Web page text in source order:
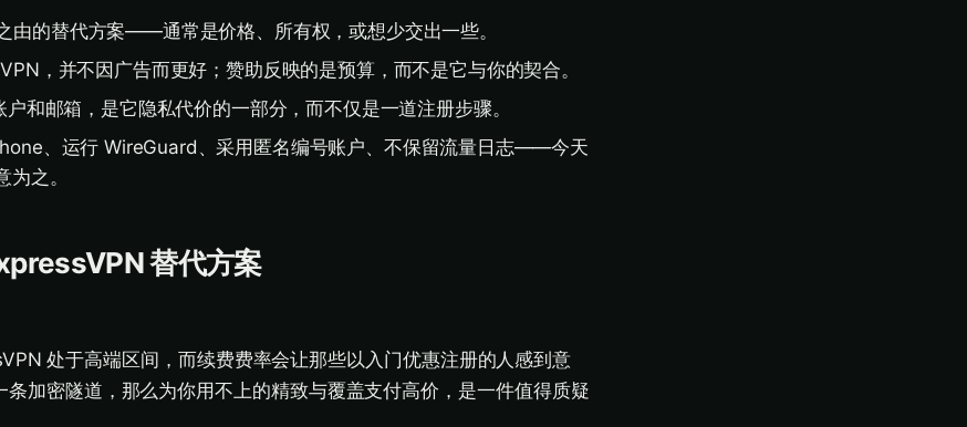
由的替代方案——通常是价格、所有权，或想少交出一些。
，并不因广告而更好；赞助反映的是预算，而不是它与你的契合。
和邮箱，是它隐私代价的一部分，而不仅是一道注册步骤。
、运行 WireGuard、采用匿名编号账户、不保留流量日志——今天
之。
替代方案
处于高端区间，而续费费率会让那些以入门优惠注册的人感到意
条加密隧道，那么为你用不上的精致与覆盖支付高价，是一件值得质疑